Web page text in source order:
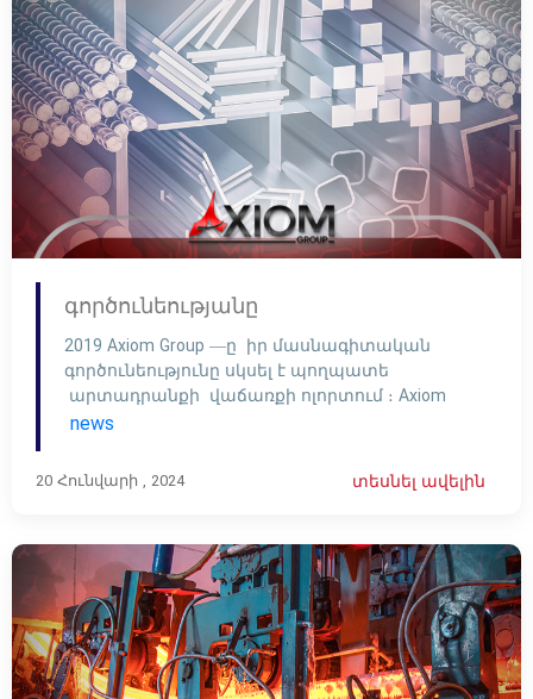
գործունեությանը
2019 Axiom Group —ը իր մասնագիտական
գործունեությունը սկսել է պողպատե
արտադրանքի վաճառքի ոլորտում ։ Axiom
Group —ը ունենալով պողպատի շուկայում
Հայաստանում ներկայացնել Իրանի
պողպատէ արտադրանքի ամենահուսալի
տեխնիկական և մասնագիտակցված
անձնակազմն ոչ մի ջանք չի խնայում
ապահովելու ամենաարդիական լավագույն
գները ներկայացնելու և հարմարավետ
դարձնելու […]
news
20 Հունվարի , 2024 տեսնել ավելին